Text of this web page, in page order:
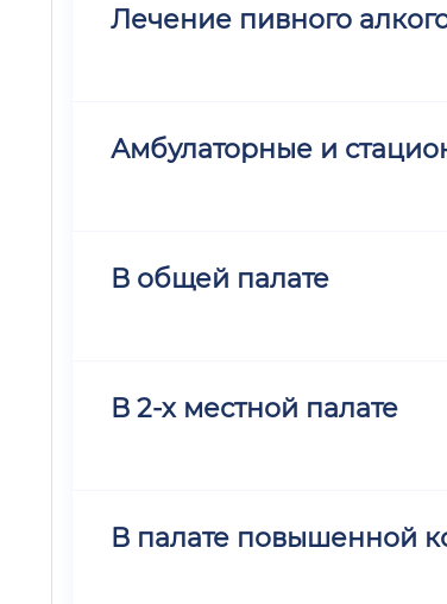
Лечение пивного
Амбулаторные и
В общей палате
В 2-х местной палате
В палате повышенной